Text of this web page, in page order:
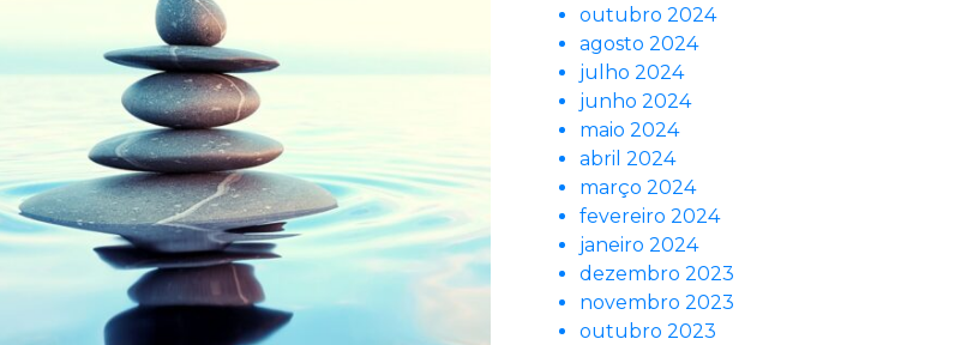
outubro 2024
agosto 2024
julho 2024
junho 2024
maio 2024
abril 2024
março 2024
fevereiro 2024
janeiro 2024
dezembro 2023
novembro 2023
outubro 2023